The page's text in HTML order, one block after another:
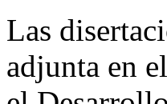
Las
adjunta en